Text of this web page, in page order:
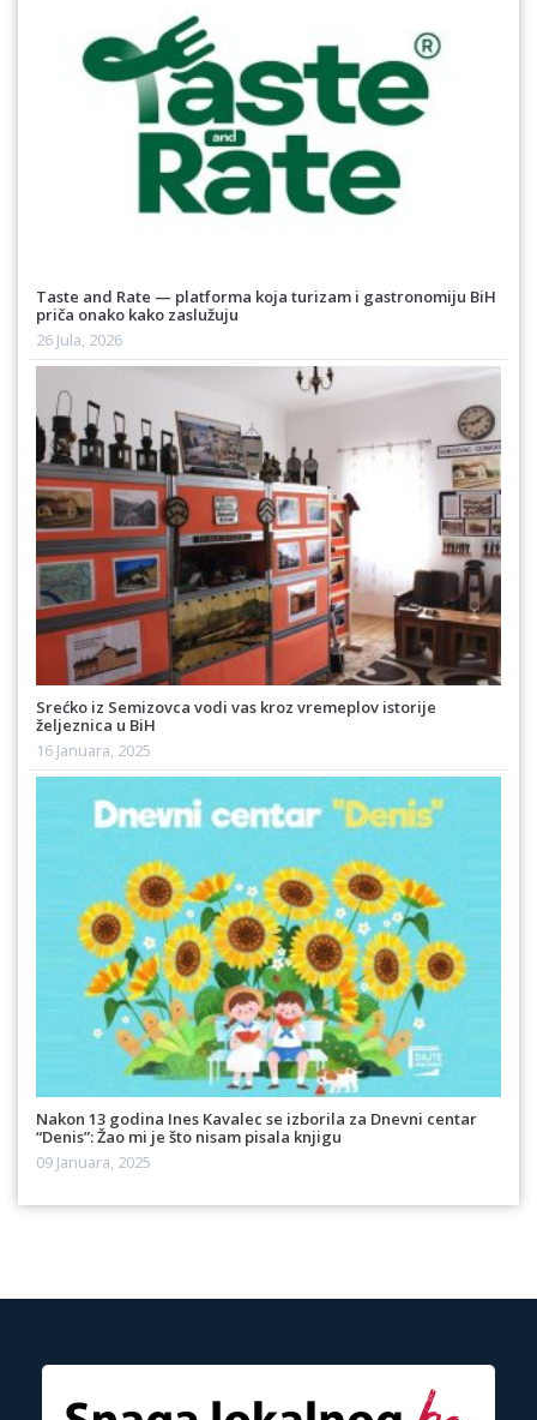
Taste and Rate — platforma koja turizam i gastronomiju BiH
priča onako kako zaslužuju
26 Jula, 2026
Srećko iz Semizovca vodi vas kroz vremeplov istorije
željeznica u BiH
16 Januara, 2025
Nakon 13 godina Ines Kavalec se izborila za Dnevni centar
“Denis”: Žao mi je što nisam pisala knjigu
09 Januara, 2025